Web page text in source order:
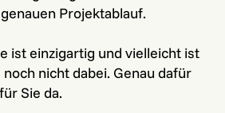
Projektablauf.
ist einzigartig und vielleicht ist
nicht dabei. Genau dafür
Sie da.